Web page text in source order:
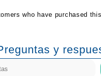
who have purchased
y